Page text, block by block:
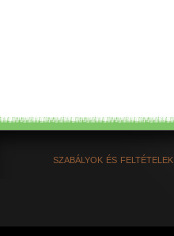
szabályok és feltételek